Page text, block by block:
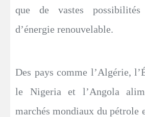
que de vastes
d’énergie renouvelable.
Des pays comme l’Algérie,
le Nigeria et l’Angola
marchés mondiaux du pétrole